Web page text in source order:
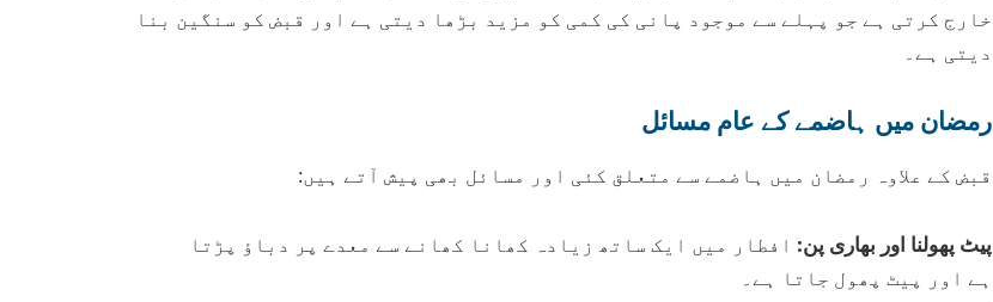
خارج کرتی ہے جو پہلے سے موجود پانی کی کمی کو مزید بڑھا دیتی ہے اور قبض کو سنگین بنا
دیتی ہے۔
رمضان میں ہاضمے کے عام مسائل
قبض کے علاوہ رمضان میں ہاضمے سے متعلق کئی اور مسائل بھی پیش آتے ہیں:
پیٹ پھولنا اور بھاری پن: افطار میں ایک ساتھ زیادہ کھانا کھانے سے معدے پر دباؤ پڑتا
ہے اور پیٹ پھول جاتا ہے۔